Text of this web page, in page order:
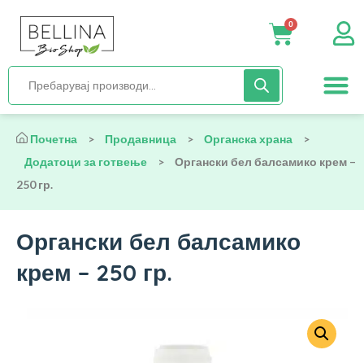
0
Почетна > Продавница > Органска храна
>
Додатоци за готвење
>
Органски бел балсамико крем –
250 гр.
Органски бел балсамико
крем – 250 гр.